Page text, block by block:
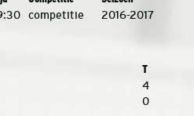
competitie 2016-2017
T
4
0